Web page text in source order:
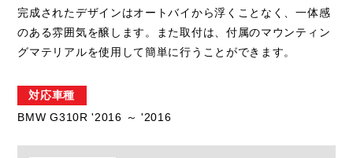
完成されたデザインはオートバイから浮くことなく、一体感
のある雰囲気を醸します。また取付は、付属のマウンティン
グマテリアルを使用して簡単に行うことができます。
対応車種
BMW G310R '2016 ～ '2016